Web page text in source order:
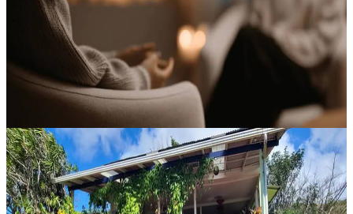
Un approccio di guarigione che coinvolge corpo e mente, pensato
per aiutarti a riconoscere ciò che potrebbe trattenerti e accompagnarti
verso una vera ripartenza, anche in soli 7 giorni. Questo ritiro...
9940,00 CA$
9 agosto 2026 18:00
Campbell River, Canada
Programma di Trasformazione 100 Giorni verso la
Libertà